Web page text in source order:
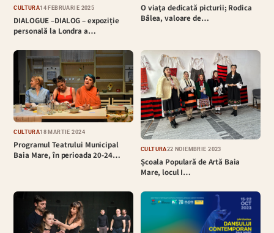
CULTURĂ14 FEBRUARIE 2025
DIALOGUE –DIALOG – expoziție
personală la Londra a…
O viaţa dedicată picturii; Rodica
Bâlea, valoare de…
CULTURĂ18 MARTIE 2024
Programul Teatrului Municipal
Baia Mare, în perioada 20-24…
CULTURĂ22 NOIEMBRIE 2023
Școala Populară de Artă Baia
Mare, locul I…